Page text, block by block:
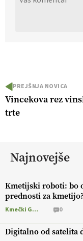
PREJŠNJA NOVICA
Vincekova rez
trte
Najnovejše
Kmetijski roboti: bo
prednosti za kmetijo?
Kmečki Glas 0
Digitalno od satelita